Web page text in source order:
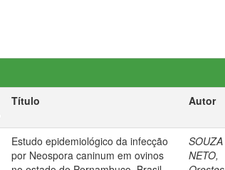
Título Autor
Estudo epidemiológico da infecção
por Neospora caninum em ovinos
SOUZA
NETO,